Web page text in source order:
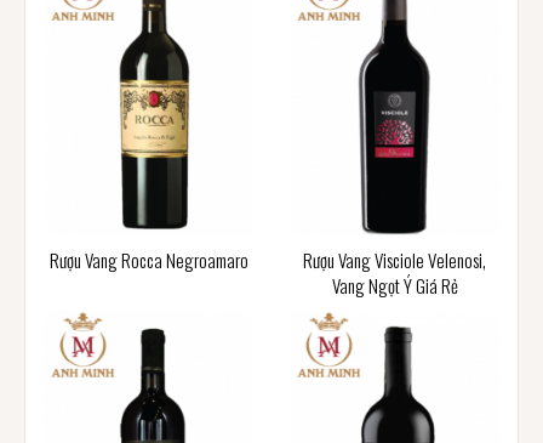
Rượu Vang Rocca Negroamaro
Rượu Vang Visciole Velenosi,
Vang Ngọt Ý Giá Rẻ